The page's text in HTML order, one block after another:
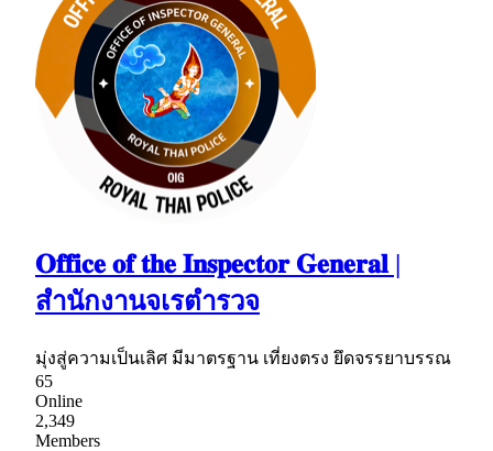
𝐎𝐟𝐟𝐢𝐜𝐞 𝐨𝐟 𝐭𝐡𝐞 𝐈𝐧𝐬𝐩𝐞𝐜𝐭𝐨𝐫 𝐆𝐞𝐧𝐞𝐫𝐚𝐥 |
สำนักงานจเรตำรวจ
มุ่งสู่ความเป็นเลิศ มีมาตรฐาน เที่ยงตรง ยึดจรรยาบรรณ
65
Online
2,349
Members